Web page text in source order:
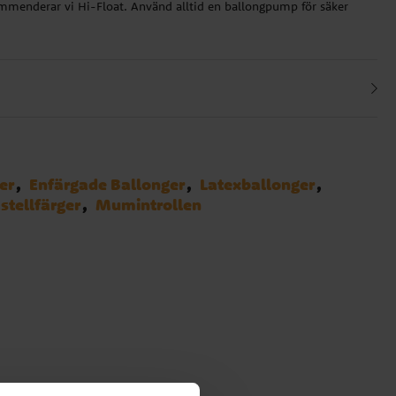
vi Hi-Float. Använd alltid en ballongpump för säker
Enfärgade Ballonger
Latexballonger
Mumintrollen